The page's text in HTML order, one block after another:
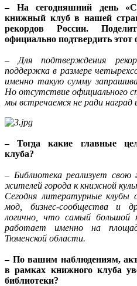
– На сегодняшний день
книжный клуб в нашей
рекордов России.
официально подтвердить этот
– Для подтверждения
поддержка в размере
именно такую сумму
Но отсутствие официального
мы встречаемся не ради наград
– Тогда какие главные
клуба?
– Библиотека реализует свою
жителей города к книжной
Сегодня литературные
мод, бизнес-сообщества и
логично, что самый
работает именно на
Тюменской области.
– По вашим наблюдениям,
в рамках книжного клуба
библиотеки?